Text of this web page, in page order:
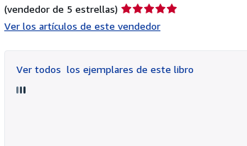
(vendedor de 5 estrellas) Calificación
Ver los artículos de este vendedor
Ver todos los ejemplares de este libro